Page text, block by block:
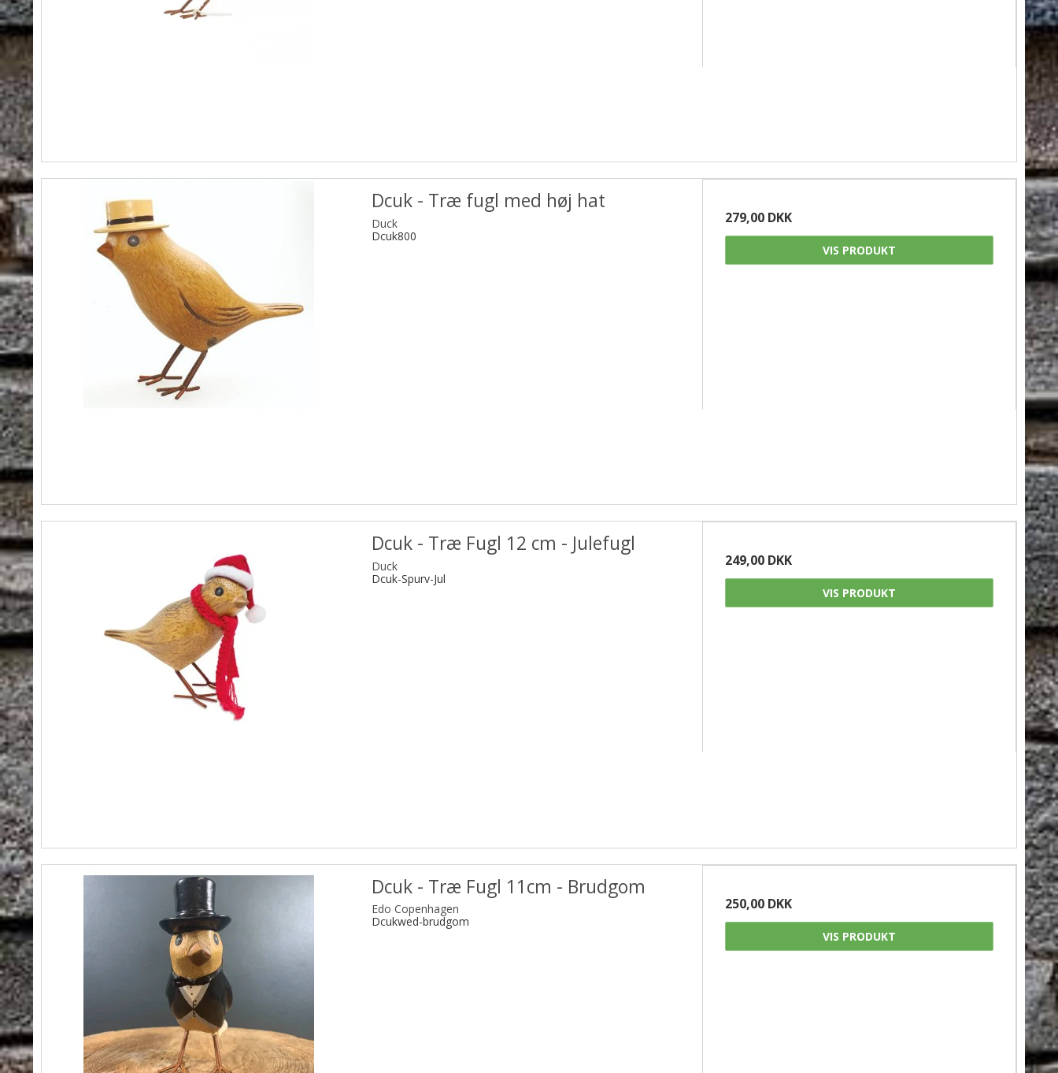
Dcuk - Træ fugl med høj hat
Duck
Dcuk800
279,00 DKK
VIS PRODUKT
Dcuk - Træ Fugl 12 cm - Julefugl
Duck
Dcuk-Spurv-Jul
249,00 DKK
VIS PRODUKT
Dcuk - Træ Fugl 11cm - Brudgom
Edo Copenhagen
Dcukwed-brudgom
250,00 DKK
VIS PRODUKT